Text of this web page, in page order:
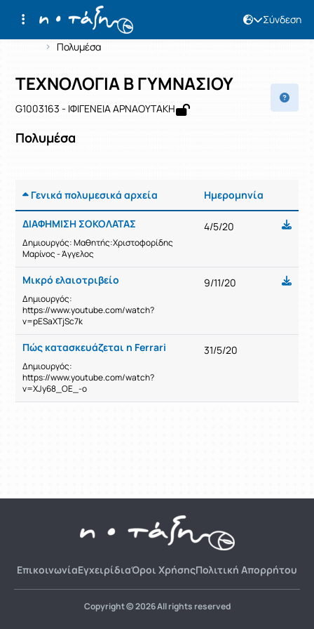
Σύνδεση
Αρχική Σελίδα
Πολυμέσα
Μάθημα : ΤΕΧΝΟΛΟΓΙΑ Β ΓΥΜΝΑΣΙΟΥ
Κωδικός : G1003163
ΤΕΧΝΟΛΟΓΙΑ Β ΓΥΜΝΑΣΙΟΥ
G1003163 - ΙΦΙΓΕΝΕΙΑ ΑΡΝΑΟΥΤΑΚΗ
Πολυμέσα
Γενικά πολυμεσικά αρχεία Ημερομηνία
ΔΙΑΦΗΜΙΣΗ ΣΟΚΟΛΑΤΑΣ
Δημιουργός: Μαθητής:Χριστοφορίδης
Μαρίνος - Άγγελος
4/5/20
Μικρό ελαιοτριβείο
Δημιουργός:
https://www.youtube.com/watch?
v=pESaXTjSc7k
9/11/20
Πώς κατασκευάζεται η Ferrari
Δημιουργός:
https://www.youtube.com/watch?
v=XJy68_OE_-o
31/5/20
ΕπικοινωνίαΕγχειρίδιαΌροι ΧρήσηςΠολιτική Απορρήτου
Copyright © 2026 All rights reserved